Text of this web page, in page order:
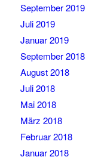
September 2019
Juli 2019
Januar 2019
September 2018
August 2018
Juli 2018
Mai 2018
März 2018
Februar 2018
Januar 2018